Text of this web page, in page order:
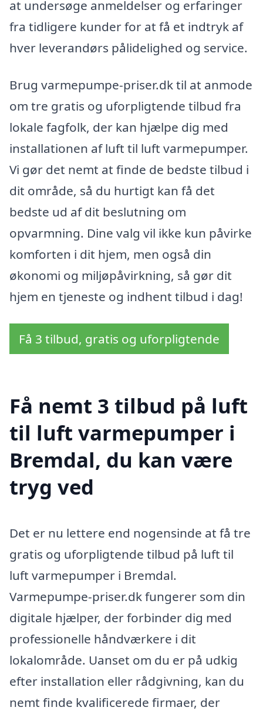
at undersøge anmeldelser og erfaringer
fra tidligere kunder for at få et indtryk af
hver leverandørs pålidelighed og service.
Brug varmepumpe-priser.dk til at anmode
om tre gratis og uforpligtende tilbud fra
lokale fagfolk, der kan hjælpe dig med
installationen af luft til luft varmepumper.
Vi gør det nemt at finde de bedste tilbud i
dit område, så du hurtigt kan få det
bedste ud af dit beslutning om
opvarmning. Dine valg vil ikke kun påvirke
komforten i dit hjem, men også din
økonomi og miljøpåvirkning, så gør dit
hjem en tjeneste og indhent tilbud i dag!
Få 3 tilbud, gratis og uforpligtende
Få nemt 3 tilbud på luft
til luft varmepumper i
Bremdal, du kan være
tryg ved
Det er nu lettere end nogensinde at få tre
gratis og uforpligtende tilbud på luft til
luft varmepumper i Bremdal.
Varmepumpe-priser.dk fungerer som din
digitale hjælper, der forbinder dig med
professionelle håndværkere i dit
lokalområde. Uanset om du er på udkig
efter installation eller rådgivning, kan du
nemt finde kvalificerede firmaer, der